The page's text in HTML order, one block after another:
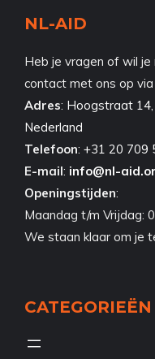
NL-AID
Heb je vragen of wil
contact met ons op
Adres: Hoogstraat
Nederland
Telefoon: +31 20 709
E-mail: info@nl-
Openingstijden:
Maandag t/m Vrijdag:
We staan klaar om je
CATEGORIEËN